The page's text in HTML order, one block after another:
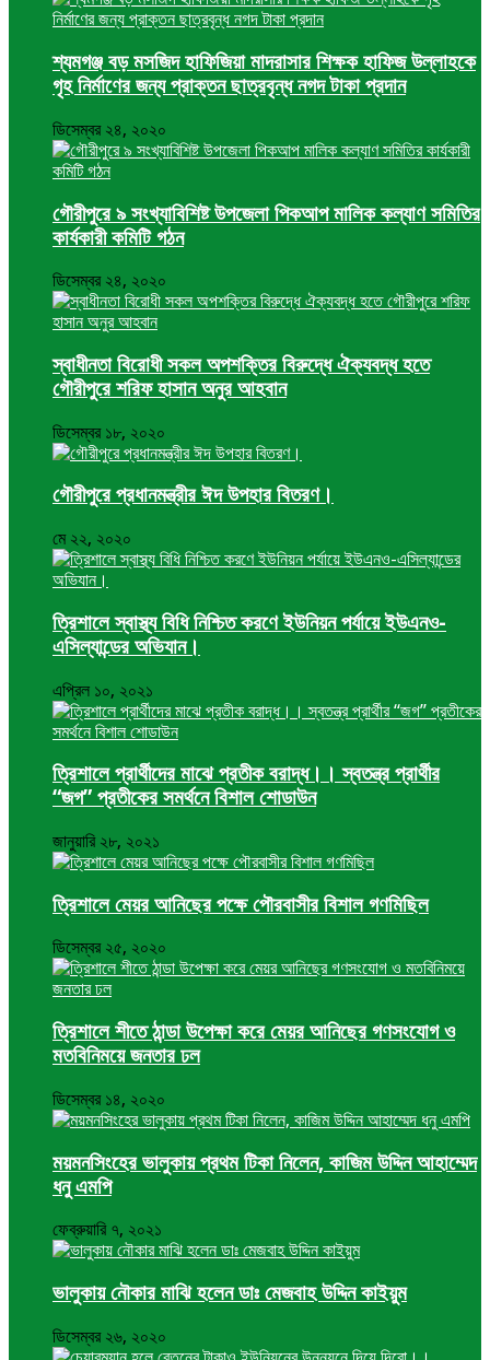
শ্যমগঞ্জ বড় মসজিদ হাফিজিয়া মাদরাসার শিক্ষক হাফিজ উল্লাহকে
গৃহ নির্মাণের জন্য প্রাক্তন ছাত্রবৃন্ধ নগদ টাকা প্রদান
ডিসেম্বর ২৪, ২০২০
গৌরীপুরে ৯ সংখ্যাবিশিষ্ট উপজেলা পিকআপ মালিক কল্যাণ সমিতির
কার্যকারী কমিটি গঠন
ডিসেম্বর ২৪, ২০২০
স্বাধীনতা বিরোধী সকল অপশক্তির বিরুদ্ধে ঐক্যবদ্ধ হতে
গৌরীপুরে শরিফ হাসান অনুর আহবান
ডিসেম্বর ১৮, ২০২০
গৌরীপুরে প্রধানমন্ত্রীর ঈদ উপহার বিতরণ।
মে ২২, ২০২০
ত্রিশালে স্বাস্থ্য বিধি নিশ্চিত করণে ইউনিয়ন পর্যায়ে ইউএনও-
এসিল্যান্ডের অভিযান।
এপ্রিল ১০, ২০২১
ত্রিশালে প্রার্থীদের মাঝে প্রতীক বরাদ্ধ।। স্বতন্ত্র প্রার্থীর
“জগ” প্রতীকের সমর্থনে বিশাল শোডাউন
জানুয়ারি ২৮, ২০২১
ত্রিশালে মেয়র আনিছের পক্ষে পৌরবাসীর বিশাল গণমিছিল
ডিসেম্বর ২৫, ২০২০
ত্রিশালে শীতে ঠান্ডা উপেক্ষা করে মেয়র আনিছের গণসংযোগ ও
মতবিনিময়ে জনতার ঢল
ডিসেম্বর ১৪, ২০২০
ময়মনসিংহের ভালুকায় প্রথম টিকা নিলেন, কাজিম উদ্দিন আহাম্মেদ
ধনু এমপি
ফেব্রুয়ারি ৭, ২০২১
ভালুকায় নৌকার মাঝি হলেন ডাঃ মেজবাহ উদ্দিন কাইয়ুম
ডিসেম্বর ২৬, ২০২০